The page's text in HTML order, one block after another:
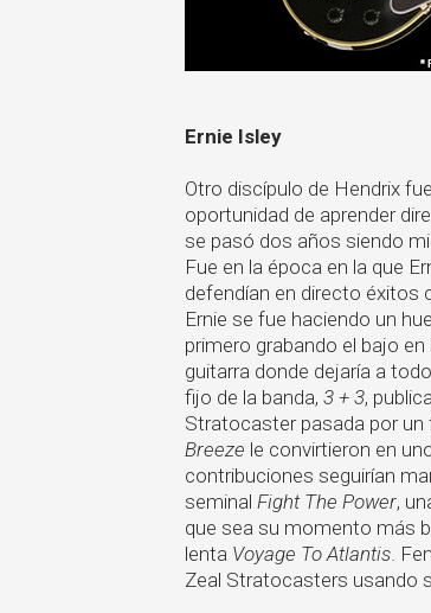
Ernie Isley
Otro discípulo de Hendrix
oportunidad de aprender
se pasó dos años siendo
Fue en la época en la que
defendían en directo éxitos
Ernie se fue haciendo un
primero grabando el bajo en
guitarra donde dejaría a
fijo de la banda, 3 + 3,
Stratocaster pasada por
Breeze le convirtieron en
contribuciones seguirían
seminal Fight The Power,
que sea su momento más
lenta Voyage To Atlantis.
Zeal Stratocasters usando